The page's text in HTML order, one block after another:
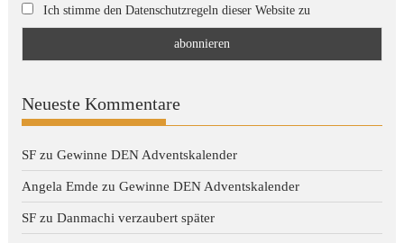
Ich stimme den Datenschutzregeln dieser Website zu
Neueste Kommentare
SF zuGewinne DEN Adventskalender
Angela Emde zuGewinne DEN Adventskalender
SF zuDanmachi verzaubert später